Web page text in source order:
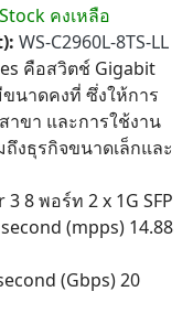
คงเหลือ
WS-C2960L-8TS-LL
คือสวิตช์ Gigabit
นาดคงที่ ซึ่งให้การ
าขา และการใช้งาน
งธุรกิจขนาดเล็กและ
8 พอร์ท 2 x 1G SFP
(mpps) 14.88
(Gbps) 20